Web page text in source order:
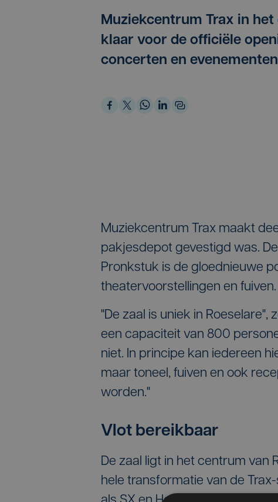
Muziekcentrum Trax in
klaar voor de officiële
concerten en
Muziekcentrum Trax maakt
pakjesdepot gevestigd was.
Pronkstuk is de gloednieuwe
theatervoorstellingen en fuiven.
"De zaal is uniek in
een capaciteit van 800
niet. In principe kan iedereen
maar toneel, fuiven en ook
worden."
Vlot bereikbaar
De zaal ligt in het centrum van
hele transformatie van de